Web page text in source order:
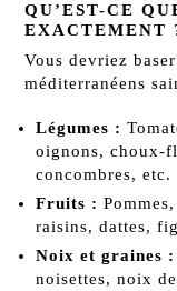
QU’EST-CE
EXACTEMENT
Vous devriez
méditerranéens
Légumes :
oignons, choux-
concombres, etc.
Fruits :
raisins, dattes,
Noix et graines :
noisettes, noix